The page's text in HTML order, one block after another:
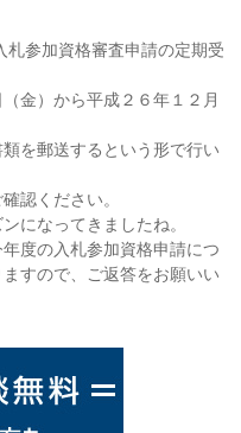
札参加資格審査申請の定期受
金）から平成２６年１２月
を郵送するという形で行い
認ください。
になってきましたね。
度の入札参加資格申請につ
すので、ご返答をお願いい